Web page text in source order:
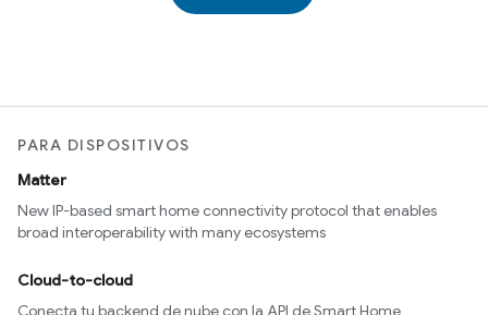
PARA DISPOSITIVOS
Matter
New IP-based smart home connectivity protocol that enables
broad interoperability with many ecosystems
Cloud-to-cloud
Conecta tu backend de nube con la API de Smart Home